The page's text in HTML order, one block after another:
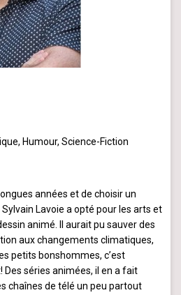
Humour, Science-Fiction
années et de choisir un
Lavoie a opté pour les arts et
animé. Il aurait pu sauver des
aux changements climatiques,
petits bonshommes, c’est
séries animées, il en a fait
chaînes de télé un peu partout